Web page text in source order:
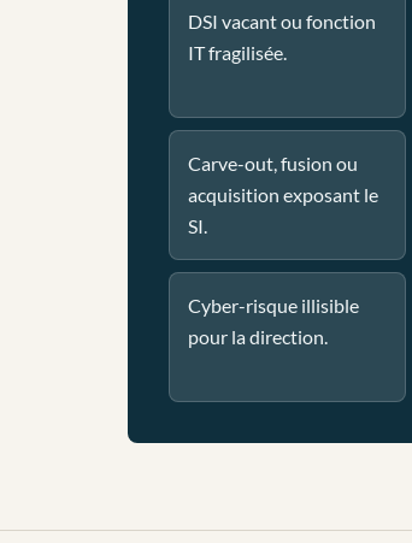
DSI vacant ou fonction
IT fragilisée.
Carve-out, fusion ou
acquisition exposant le
SI.
Cyber-risque illisible
pour la direction.